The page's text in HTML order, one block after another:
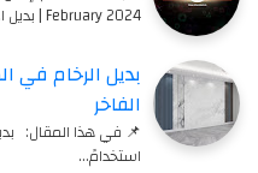
February 2024 | بديل ا…
بديل الرخام في
الفاخر
📌 في هذا المقال:
استخدامً…